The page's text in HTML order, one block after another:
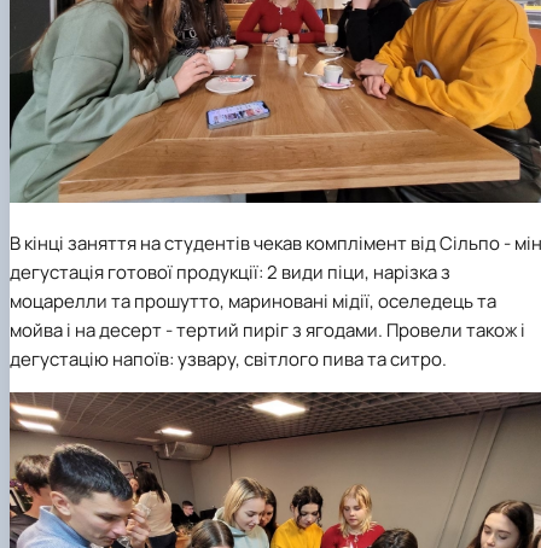
В кінці заняття на студентів чекав комплімент від Сільпо -
дегустація готової продукції: 2 види піци, нарізка з
моцарелли та прошутто, мариновані мідії, оселедець та
мойва і на десерт - тертий пиріг з ягодами. Провели також і
дегустацію напоїв: узвару, світлого пива та ситро.